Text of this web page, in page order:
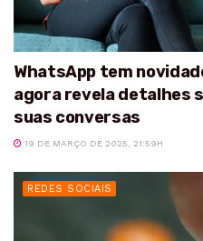
WhatsApp tem
agora revela detalhes
suas conversas
19 DE MARÇO DE 2025, 21:59H
REDES SOCIAIS